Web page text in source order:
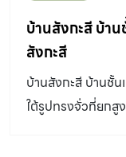
บ้านสังกะสี บ้า
สังกะสี
บ้านสังกะสี บ้านชั้น
ใต้รูปทรงจั่วที่ยกสู